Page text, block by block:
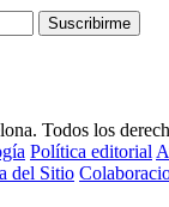
Suscribirme
Todos los
Política editorial
del Sitio